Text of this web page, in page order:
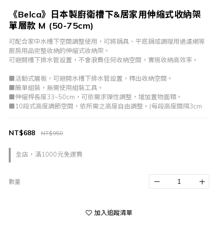
《Belca》日本製廚衛槽下&居家用伸縮式收納架
單層款 M (50-75cm)
可配合家中水槽下空間調整使用，可將鍋具、平底鍋或調理用過濾網等
廚房用品完整收納的伸縮式收納架。
可避開槽下排水管設置，不會浪費任何收納空間，實現收納高效率。
■活動式層板，可避開水槽下排水管設置，釋出收納空間。
■簡單組裝，無需使用組裝工具。
■伸縮桿長度33~50cm，可依需求彈性調整，增加置物面積。
■10段式高度調節空間，依所需之高度自由調整。(每段高度間隔3cm
全店，滿1000元免運費
NT$950
NT$688
數量
加入追蹤清單